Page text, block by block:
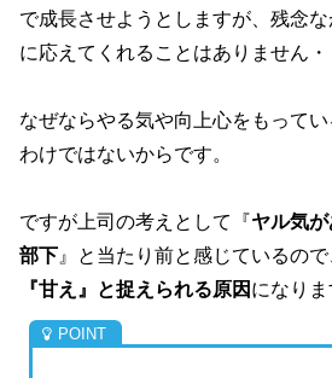
で成長させようとしますが、残念
に応えてくれることはありません・
なぜならやる気や向上心をもって
わけではないからです。
ですが上司の考えとして『ヤル気
部下』と当たり前と感じているの
『甘え』と捉えられる原因になりま